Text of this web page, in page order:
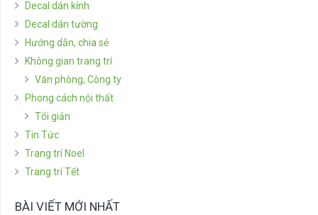
Decal dán kính
Decal dán tường
Hướng dẫn, chia sẻ
Không gian trang trí
Văn phòng, Công ty
Phong cách nội thất
Tối giản
Tin Tức
Trang trí Noel
Trang trí Tết
BÀI VIẾT MỚI NHẤT